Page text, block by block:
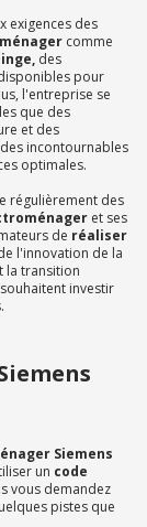
exigences des
comme
des
pour
l'entreprise se
que des
et des
incontournables
optimales.
régulièrement des
et ses
de réaliser
l'innovation de la
la transition
investir
Siemens
un code
vous demandez
pistes que